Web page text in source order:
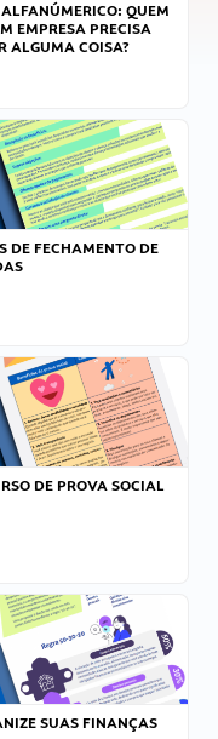
ALFANÚMERICO: QUEM
EMPRESA PRECISA
ALGUMA COISA?
DE FECHAMENTO DE
DE PROVA SOCIAL
SUAS FINANÇAS